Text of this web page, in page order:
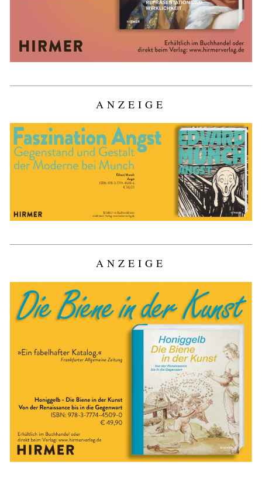
ANZEIGE
ANZEIGE